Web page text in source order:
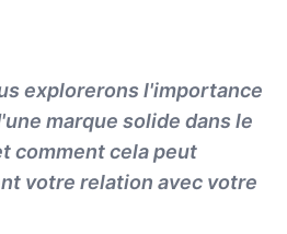
explorerons l'importance
marque solide dans le
comment cela peut
votre relation avec votre